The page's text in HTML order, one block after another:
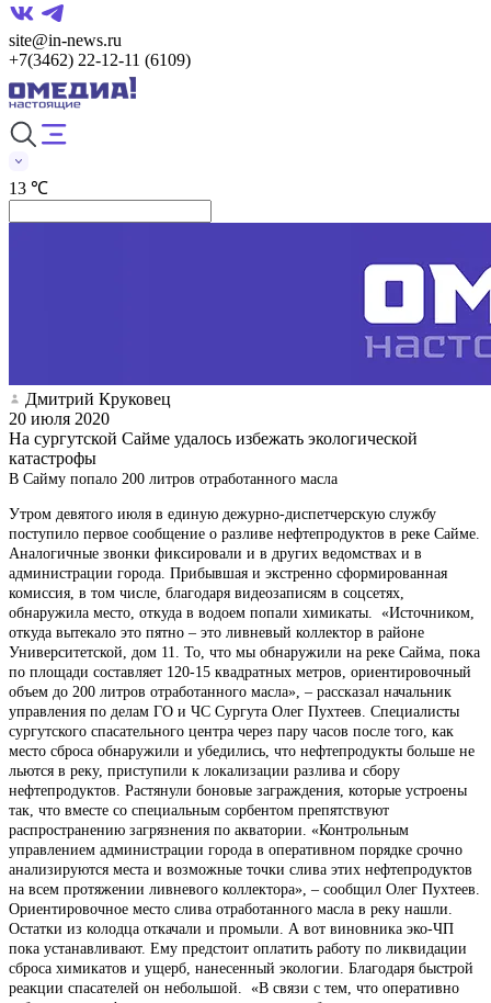
site@in-news.ru
+7(3462) 22-12-11 (6109)
13 ℃
Дмитрий Круковец
20 июля 2020
На сургутской Сайме удалось избежать экологической
катастрофы
В Сайму попало 200 литров отработанного масла
Утром девятого июля в единую дежурно-диспетчерскую службу
поступило первое сообщение о разливе нефтепродуктов в реке Сайме.
Аналогичные звонки фиксировали и в других ведомствах и в
администрации города. Прибывшая и экстренно сформированная
комиссия, в том числе, благодаря видеозаписям в соцсетях,
обнаружила место, откуда в водоем попали химикаты. «Источником,
откуда вытекало это пятно – это ливневый коллектор в районе
Университетской, дом 11. То, что мы обнаружили на реке Сайма, пока
по площади составляет 120-15 квадратных метров, ориентировочный
объем до 200 литров отработанного масла», – рассказал начальник
управления по делам ГО и ЧС Сургута Олег Пухтеев. Специалисты
сургутского спасательного центра через пару часов после того, как
место сброса обнаружили и убедились, что нефтепродукты больше не
льются в реку, приступили к локализации разлива и сбору
нефтепродуктов. Растянули боновые заграждения, которые устроены
так, что вместе со специальным сорбентом препятствуют
распространению загрязнения по акватории. «Контрольным
управлением администрации города в оперативном порядке срочно
анализируются места и возможные точки слива этих нефтепродуктов
на всем протяжении ливневого коллектора», – сообщил Олег Пухтеев.
Ориентировочное место слива отработанного масла в реку нашли.
Остатки из колодца откачали и промыли. А вот виновника эко-ЧП
пока устанавливают. Ему предстоит оплатить работу по ликвидации
сброса химикатов и ущерб, нанесенный экологии. Благодаря быстрой
реакции спасателей он небольшой. «В связи с тем, что оперативно